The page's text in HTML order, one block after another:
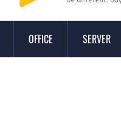
OFFICE SERVER